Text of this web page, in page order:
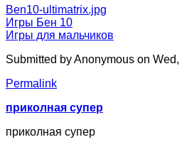
Ben10-ultimatrix.jpg
Игры Бен 10
Игры для мальчиков
Submitted byAnonymous on Wed,
Permalink
приколная супер
приколная супер